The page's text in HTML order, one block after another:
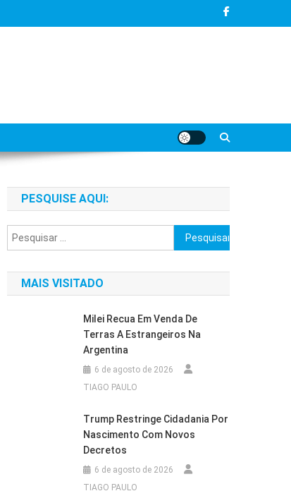
PESQUISE AQUI:
Pesquisar
por:
MAIS VISITADO
Milei Recua Em Venda De
Terras A Estrangeiros Na
Argentina
6 de agosto de 2026
TIAGO PAULO
Trump Restringe Cidadania Por
Nascimento Com Novos
Decretos
6 de agosto de 2026
TIAGO PAULO